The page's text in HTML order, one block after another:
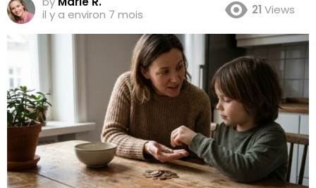
il y a environ 7 mois
21 Views